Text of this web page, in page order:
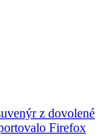
z dovolené
Firefox